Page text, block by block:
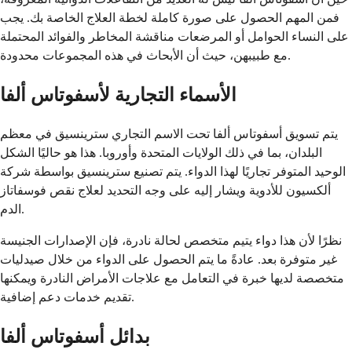
فمن المهم الحصول على صورة كاملة لخطة العلاج الخاصة بك. يجب
على النساء الحوامل أو المرضعات مناقشة المخاطر والفوائد المحتملة
مع طبيبهن، حيث أن الأبحاث في هذه المجموعات محدودة.
الأسماء التجارية لأسفوتاس ألفا
يتم تسويق أسفوتاس ألفا تحت الاسم التجاري سترينسيق في معظم
البلدان، بما في ذلك الولايات المتحدة وأوروبا. هذا هو حاليًا الشكل
الوحيد المتوفر تجاريًا لهذا الدواء. يتم تصنيع سترينسيق بواسطة شركة
ألكسيون للأدوية ويشار إليه على وجه التحديد لعلاج نقص فوسفاتاز
الدم.
نظرًا لأن هذا دواء يتيم متخصص لحالة نادرة، فإن الإصدارات الجنيسة
غير متوفرة بعد. عادةً ما يتم الحصول على الدواء من خلال صيدليات
متخصصة لديها خبرة في التعامل مع علاجات الأمراض النادرة ويمكنها
تقديم خدمات دعم إضافية.
بدائل أسفوتاس ألفا